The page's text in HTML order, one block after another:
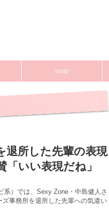
snap
退所した先輩の表現
「いい表現だね」
）では、Sexy Zone・中島健人さ
事務所を退所した先輩への気遣い